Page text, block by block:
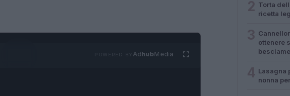
AdhubMedia
Torta
ricetta
ottenere
Lasagna
nonna